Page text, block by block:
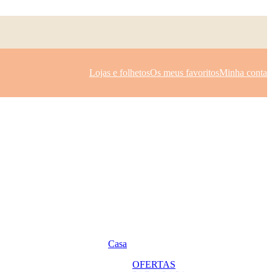
Lojas e folhetosOs meus favoritosMinha conta
Casa
OFERTAS